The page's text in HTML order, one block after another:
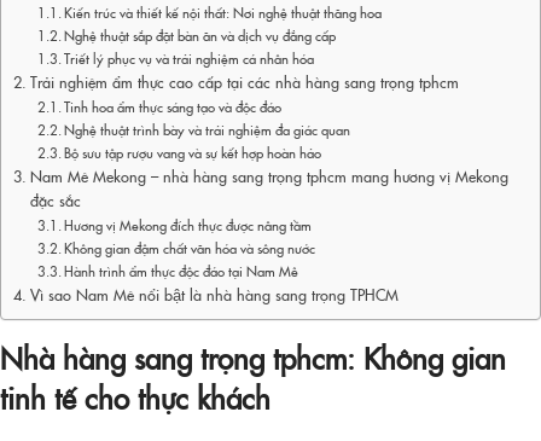
Kiến trúc và thiết kế nội thất: Nơi nghệ thuật thăng hoa
Nghệ thuật sắp đặt bàn ăn và dịch vụ đẳng cấp
Triết lý phục vụ và trải nghiệm cá nhân hóa
Trải nghiệm ẩm thực cao cấp tại các nhà hàng sang trọng tphcm
Tinh hoa ẩm thực sáng tạo và độc đáo
Nghệ thuật trình bày và trải nghiệm đa giác quan
Bộ sưu tập rượu vang và sự kết hợp hoàn hảo
Nam Mê Mekong – nhà hàng sang trọng tphcm mang hương vị Mekong
đặc sắc
Hương vị Mekong đích thực được nâng tầm
Không gian đậm chất văn hóa và sông nước
Hành trình ẩm thực độc đáo tại Nam Mê
Vì sao Nam Mê nổi bật là nhà hàng sang trọng TPHCM
Nhà hàng sang trọng tphcm: Không gian
tinh tế cho thực khách